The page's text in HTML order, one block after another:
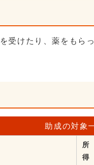
受けたり、薬をもら
助成の対象
所
得